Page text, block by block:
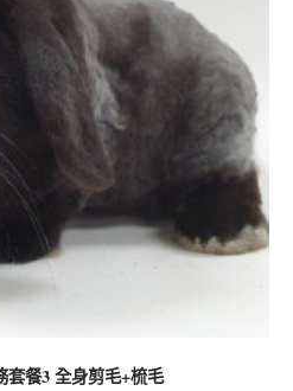
套餐3 全身剪毛+梳毛